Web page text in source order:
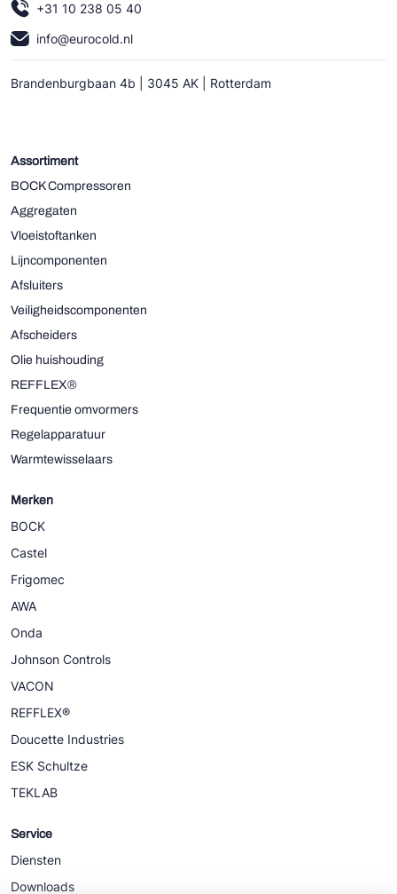
+31 10 238 05 40
info@eurocold.nl
Brandenburgbaan 4b | 3045 AK | Rotterdam
Assortiment
BOCK Compressoren
Aggregaten
Vloeistoftanken
Lijncomponenten
Afsluiters
Veiligheidscomponenten
Afscheiders
Olie huishouding
REFFLEX®
Frequentie omvormers
Regelapparatuur
Warmtewisselaars
Merken
BOCK
Castel
Frigomec
AWA
Onda
Johnson Controls
VACON
REFFLEX®
Doucette Industries
ESK Schultze
TEKLAB
Service
Diensten
Downloads